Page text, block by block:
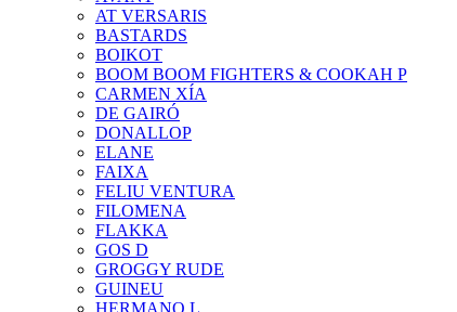
AT VERSARIS
BASTARDS
BOIKOT
BOOM BOOM FIGHTERS & COOKAH P
CARMEN XÍA
DE GAIRÓ
DONALLOP
ELANE
FAIXA
FELIU VENTURA
FILOMENA
FLAKKA
GOS D
GROGGY RUDE
GUINEU
HERMANO L